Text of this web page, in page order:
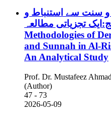
و سنت سے استنباط و
تجزیاتی مطالعہ
Methodologies of
and Sunnah in Al-
An Analytical Study
Prof. Dr. Mustafeez
(Author)
47 - 73
2026-05-09